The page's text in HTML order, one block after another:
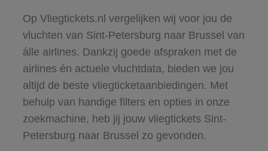
Op Vliegtickets.nl vergelijken wij voor jou de
vluchten van Sint-Petersburg naar Brussel van
álle airlines. Dankzij goede afspraken met de
airlines én actuele vluchtdata, bieden we jou
altijd de beste vliegticketaanbiedingen. Met
behulp van handige filters en opties in onze
zoekmachine, heb jij jouw vliegtickets Sint-
Petersburg naar Brussel zo gevonden.